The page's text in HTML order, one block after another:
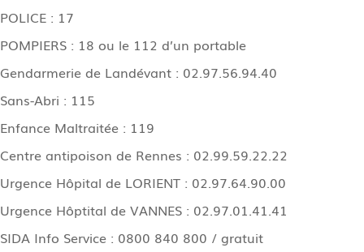
POLICE : 17
POMPIERS : 18 ou le 112 d’un portable
Gendarmerie de Landévant : 02.97.56.94.40
Sans-Abri : 115
Enfance Maltraitée : 119
Centre antipoison de Rennes : 02.99.59.22.22
Urgence Hôpital de LORIENT : 02.97.64.90.00
Urgence Hôptital de VANNES : 02.97.01.41.41
SIDA Info Service : 0800 840 800 / gratuit